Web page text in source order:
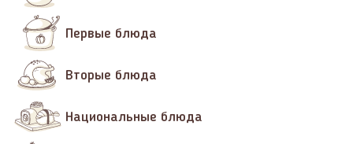
Первые блюда
Вторые блюда
Национальные блюда